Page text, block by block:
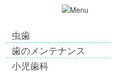
虫歯
歯のメンテナンス
小児歯科